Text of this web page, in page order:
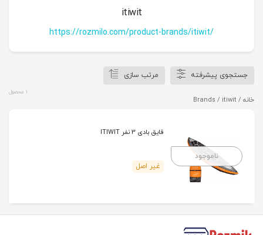
itiwit
https://rozmilo.com/product-brands/itiwit/
جستجوی پیشرفته مرتب سازی
خانه / Brands / itiwit
1 محصول
ناموجود
قایق بادی 3 نفر ITIWIT
غیر اصل